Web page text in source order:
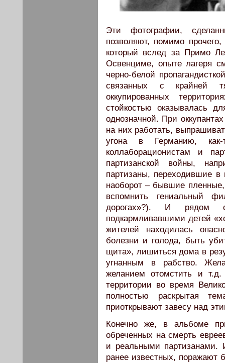
Эти фотографии,
позволяют, помимо
который вслед за Примо
Освенциме, опыте лагеря
черно-белой
связанных с крайней
оккупированных
стойкостью оказывалась
однозначной. При
на них работать,
угона в Германию,
коллаборационистам и
партизанской войны,
партизаны, переходившие в
наоборот – бывшие
вспомнить гениальный
дорогах»?). И рядом
подкармливавшими детей
жителей находилась
болезни и голода, быть
щита», лишиться дома в
угнанным в рабство.
желанием отомстить и
территории во время
полностью раскрытая
приоткрывают завесу над
Конечно же, в альбоме
обреченных на смерть
и реальными партизанами.
ранее известных, поражают